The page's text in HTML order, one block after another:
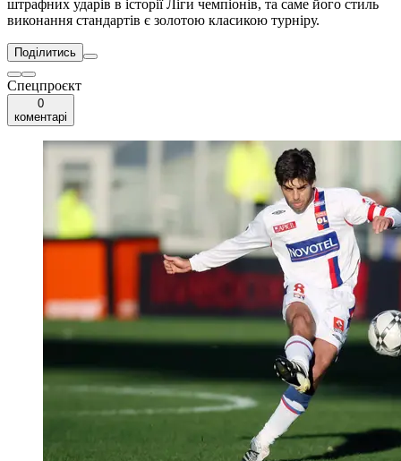
штрафних ударів в історії Ліги чемпіонів, та саме його стиль
виконання стандартів є золотою класикою турніру.
Поділитись
Спецпроєкт
0
коментарі